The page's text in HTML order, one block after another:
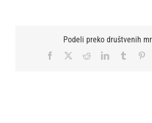
Podeli preko društvenih
Facebook RedditLinkedInTumblr